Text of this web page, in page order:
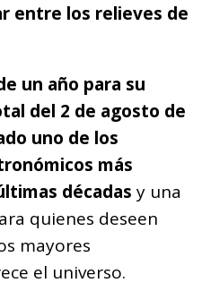
entre los relieves de
un año para su
del 2 de agosto de
uno de los
más
décadas y una
quienes deseen
mayores
el universo.